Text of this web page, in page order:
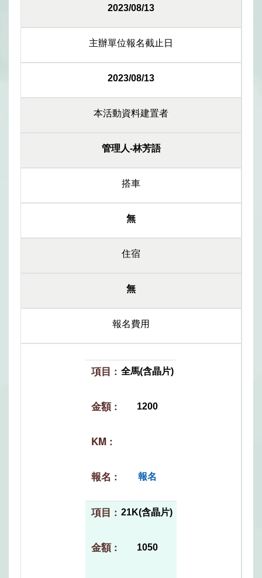
2023/08/13
主辦單位報名截止日
2023/08/13
本活動資料建置者
管理人-林芳語
搭車
無
住宿
無
報名費用
全馬(含晶片)
1200
報名
21K(含晶片)
1050